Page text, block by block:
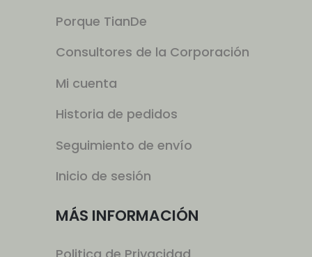
Porque TianDe
Consultores de la Corporación
Mi cuenta
Historia de pedidos
Seguimiento de envío
Inicio de sesión
MÁS INFORMACIÓN